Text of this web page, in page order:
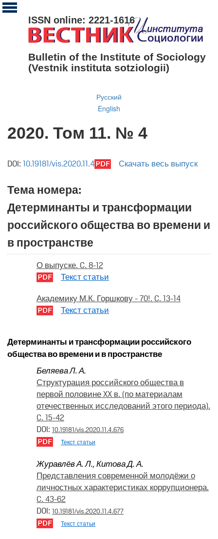
ISSN online: 2221-1616
Bulletin of the Institute of Sociology
(Vestnik instituta sotziologii)
Русский
English
2020. Том 11. № 4
DOI: 10.19181/vis.2020.11.4 Скачать весь выпуск
Тема номера:
Детерминанты и трансформации
российского общества во времени и
в пространстве
О выпуске. C. 8-12
Текст статьи
Академику М.К. Горшкову - 70!. C. 13-14
Текст статьи
Детерминанты и трансформации российского
общества во времени и в пространстве
Беляева Л. А.
Структурация российского общества в
первой половине XX в. (по материалам
отечественных исследований этого периода).
C. 15-42
DOI: 10.19181/vis.2020.11.4.676
Текст статьи
Журавлёв А. Л.,Китова Д. А.
Представления современной молодёжи о
личностных характеристиках коррупционера.
C. 43-62
DOI: 10.19181/vis.2020.11.4.677
Текст статьи